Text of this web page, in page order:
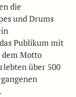
die
und Drums
Publikum mit
Motto
über 500